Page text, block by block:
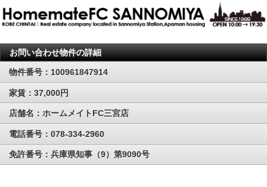
お問い合わせ物件の詳細
物件番号：100961847914
家賃：37,000円
店舗名：ホームメイトFC三宮店
電話番号：078-334-2960
免許番号：兵庫県知事（9）第9090号